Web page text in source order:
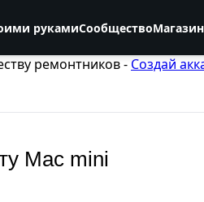
рукамиСообществоМагазин
ремонтников - Создай
Mac mini